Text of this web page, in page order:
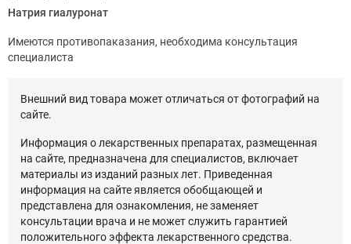
Натрия гиалуронат
Имеются противопаказания, необходима консультация
специалиста
Внешний вид товара может отличаться от фотографий на
сайте.
Информация о лекарственных препаратах, размещенная
на сайте, предназначена для специалистов, включает
материалы из изданий разных лет. Приведенная
информация на сайте является обобщающей и
представлена для ознакомления, не заменяет
консультации врача и не может служить гарантией
положительного эффекта лекарственного средства.